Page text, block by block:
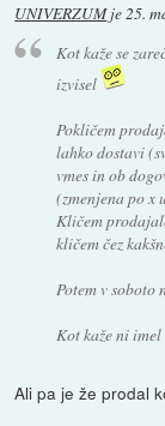
UNIVERZUMje25.
Kot kaže se
izvisel
Pokličem
lahko dostavi
vmes in ob
(zmenjena po x
Kličem
kličem čez
Potem v soboto
Kot kaže ni
Ali pa je že prodal